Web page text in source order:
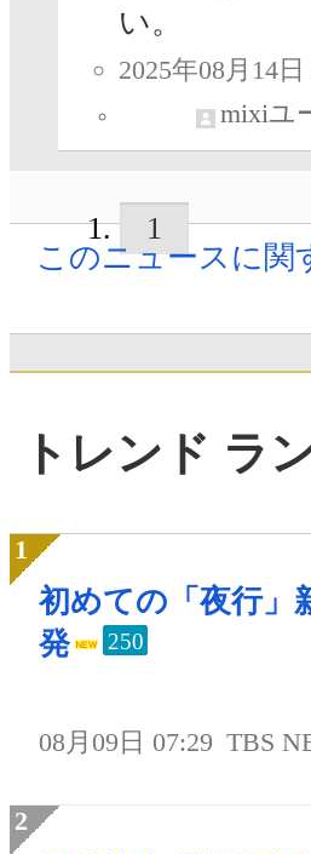
い。
2025年08月14日
mixiユ
1
このニュースに関
トレンド ラ
初めての「夜行」
発
250
08月09日 07:29 TBS